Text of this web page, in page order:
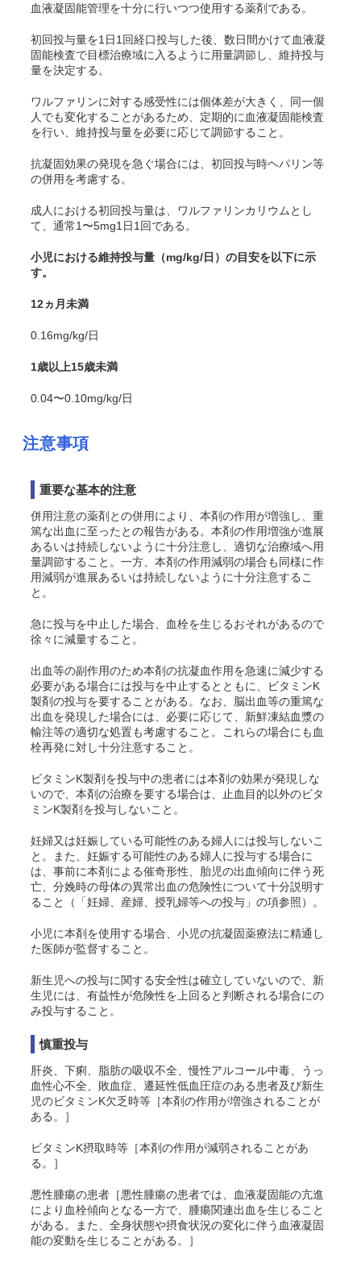
血液凝固能管理を十分に行いつつ使用する薬剤である。
初回投与量を1日1回経口投与した後、数日間かけて血液凝
固能検査で目標治療域に入るように用量調節し、維持投与
量を決定する。
ワルファリンに対する感受性には個体差が大きく、同一個
人でも変化することがあるため、定期的に血液凝固能検査
を行い、維持投与量を必要に応じて調節すること。
抗凝固効果の発現を急ぐ場合には、初回投与時ヘパリン等
の併用を考慮する。
成人における初回投与量は、ワルファリンカリウムとし
て、通常1〜5mg1日1回である。
小児における維持投与量（mg/kg/日）の目安を以下に示
す。
12ヵ月未満
0.16mg/kg/日
1歳以上15歳未満
0.04〜0.10mg/kg/日
注意事項
重要な基本的注意
併用注意の薬剤との併用により、本剤の作用が増強し、重
篤な出血に至ったとの報告がある。本剤の作用増強が進展
あるいは持続しないように十分注意し、適切な治療域へ用
量調節すること。一方、本剤の作用減弱の場合も同様に作
用減弱が進展あるいは持続しないように十分注意するこ
と。
急に投与を中止した場合、血栓を生じるおそれがあるので
徐々に減量すること。
出血等の副作用のため本剤の抗凝血作用を急速に減少する
必要がある場合には投与を中止するとともに、ビタミンK
製剤の投与を要することがある。なお、脳出血等の重篤な
出血を発現した場合には、必要に応じて、新鮮凍結血漿の
輸注等の適切な処置も考慮すること。これらの場合にも血
栓再発に対し十分注意すること。
ビタミンK製剤を投与中の患者には本剤の効果が発現しな
いので、本剤の治療を要する場合は、止血目的以外のビタ
ミンK製剤を投与しないこと。
妊婦又は妊娠している可能性のある婦人には投与しないこ
と。また、妊娠する可能性のある婦人に投与する場合に
は、事前に本剤による催奇形性、胎児の出血傾向に伴う死
亡、分娩時の母体の異常出血の危険性について十分説明す
ること（「妊婦、産婦、授乳婦等への投与」の項参照）。
小児に本剤を使用する場合、小児の抗凝固薬療法に精通し
た医師が監督すること。
新生児への投与に関する安全性は確立していないので、新
生児には、有益性が危険性を上回ると判断される場合にの
み投与すること。
慎重投与
肝炎、下痢、脂肪の吸収不全、慢性アルコール中毒、うっ
血性心不全、敗血症、遷延性低血圧症のある患者及び新生
児のビタミンK欠乏時等［本剤の作用が増強されることが
ある。］
ビタミンK摂取時等［本剤の作用が減弱されることがあ
る。］
悪性腫瘍の患者［悪性腫瘍の患者では、血液凝固能の亢進
により血栓傾向となる一方で、腫瘍関連出血を生じること
がある。また、全身状態や摂食状況の変化に伴う血液凝固
能の変動を生じることがある。
］